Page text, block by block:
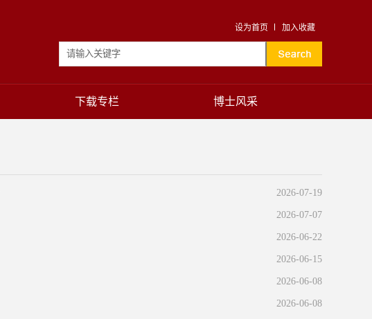
设为首页 加入收藏
下载专栏 博士风采
2026-07-19
2026-07-07
2026-06-22
2026-06-15
2026-06-08
2026-06-08